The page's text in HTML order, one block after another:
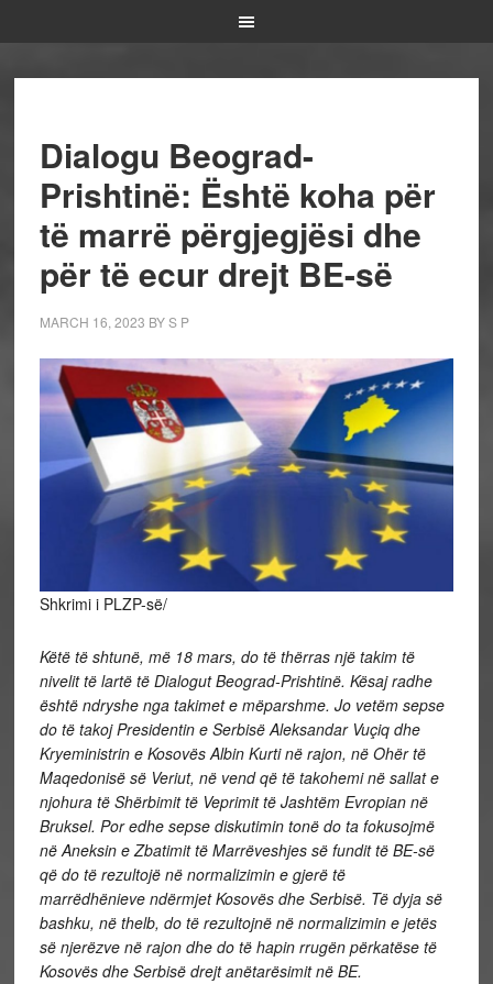
Dialogu Beograd-
Prishtinë: Është koha për
të marrë përgjegjësi dhe
për të ecur drejt BE-së
MARCH 16, 2023 BYS P
Shkrimi i PLZP-së/
Këtë të shtunë, më 18 mars, do të thërras një takim të
nivelit të lartë të Dialogut Beograd-Prishtinë. Kësaj radhe
është ndryshe nga takimet e mëparshme. Jo vetëm sepse
do të takoj Presidentin e Serbisë Aleksandar Vuçiq dhe
Kryeministrin e Kosovës Albin Kurti në rajon, në Ohër të
Maqedonisë së Veriut, në vend që të takohemi në sallat e
njohura të Shërbimit të Veprimit të Jashtëm Evropian në
Bruksel. Por edhe sepse diskutimin tonë do ta fokusojmë
në Aneksin e Zbatimit të Marrëveshjes së fundit të BE-së
që do të rezultojë në normalizimin e gjerë të
marrëdhënieve ndërmjet Kosovës dhe Serbisë. Të dyja së
bashku, në thelb, do të rezultojnë në normalizimin e jetës
së njerëzve në rajon dhe do të hapin rrugën përkatëse të
Kosovës dhe Serbisë drejt anëtarësimit në BE.